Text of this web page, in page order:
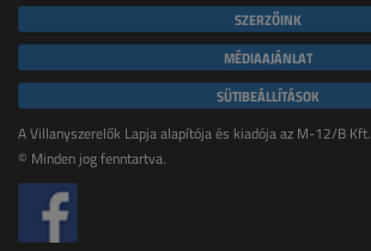
SZERZŐINK
MÉDIAAJÁNLAT
SÜTIBEÁLLÍTÁSOK
A Villanyszerelők Lapja alapítója és kiadója az M-12/B Kft.
© Minden jog fenntartva.